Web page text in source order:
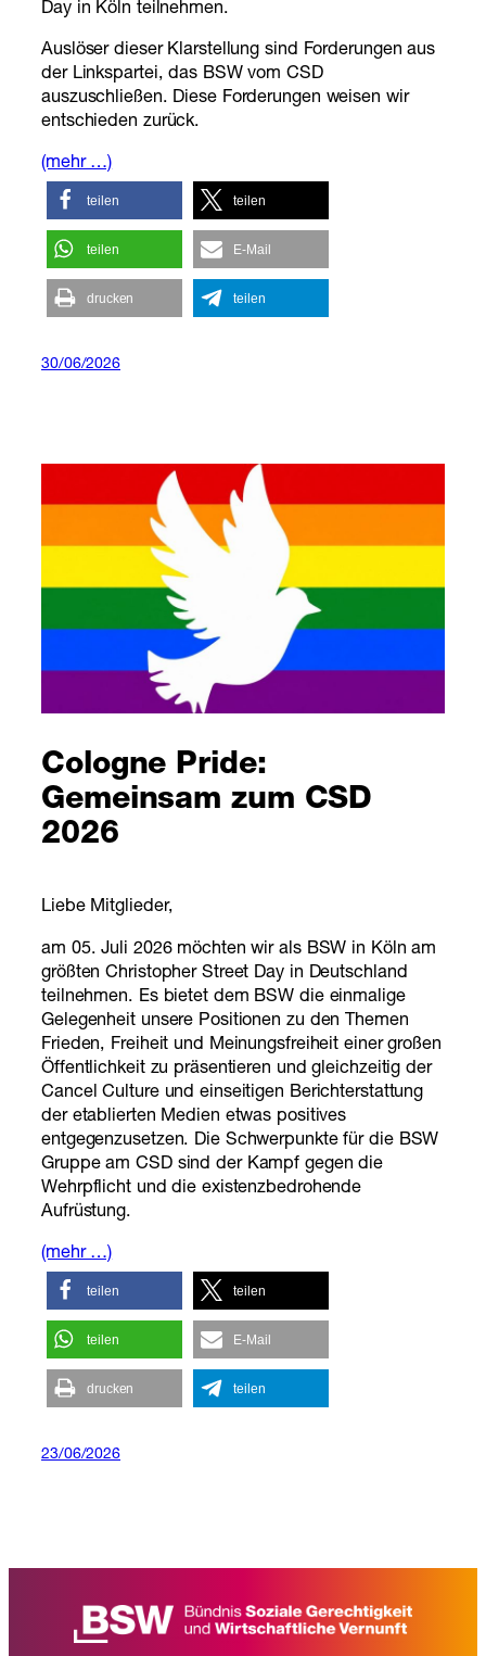
Day in Köln teilnehmen.
Auslöser dieser Klarstellung sind Forderungen aus
der Linkspartei, das BSW vom CSD
auszuschließen. Diese Forderungen weisen wir
entschieden zurück.
(mehr …)
teilen teilen
teilen E-Mail
drucken teilen
30/06/2026
Cologne Pride:
Gemeinsam zum CSD
2026
Liebe Mitglieder,
am 05. Juli 2026 möchten wir als BSW in Köln am
größten Christopher Street Day in Deutschland
teilnehmen. Es bietet dem BSW die einmalige
Gelegenheit unsere Positionen zu den Themen
Frieden, Freiheit und Meinungsfreiheit einer großen
Öffentlichkeit zu präsentieren und gleichzeitig der
Cancel Culture und einseitigen Berichterstattung
der etablierten Medien etwas positives
entgegenzusetzen. Die Schwerpunkte für die BSW
Gruppe am CSD sind der Kampf gegen die
Wehrpflicht und die existenzbedrohende
Aufrüstung.
(mehr …)
teilen teilen
teilen E-Mail
drucken teilen
23/06/2026